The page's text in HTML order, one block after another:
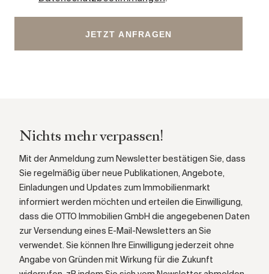
Nichts mehr verpassen!
Mit der Anmeldung zum Newsletter bestätigen Sie, dass
Sie regelmäßig über neue Publikationen, Angebote,
Einladungen und Updates zum Immobilienmarkt
informiert werden möchten und erteilen die Einwilligung,
dass die OTTO Immobilien GmbH die angegebenen Daten
zur Versendung eines E-Mail-Newsletters an Sie
verwendet. Sie können Ihre Einwilligung jederzeit ohne
Angabe von Gründen mit Wirkung für die Zukunft